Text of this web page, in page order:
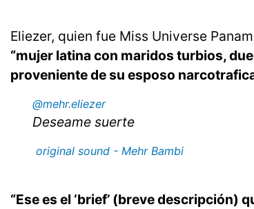
Eliezer, quien fue Miss Universe
“mujer latina con maridos turbios,
proveniente de su esposo
@mehr.eliezer
Deseame suerte
original sound - Mehr Bambi
“Ese es el ‘brief’ (breve descripción)